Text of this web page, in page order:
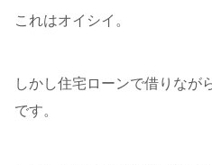
これはオイシイ。
しかし住宅ローンで借りなが
です。